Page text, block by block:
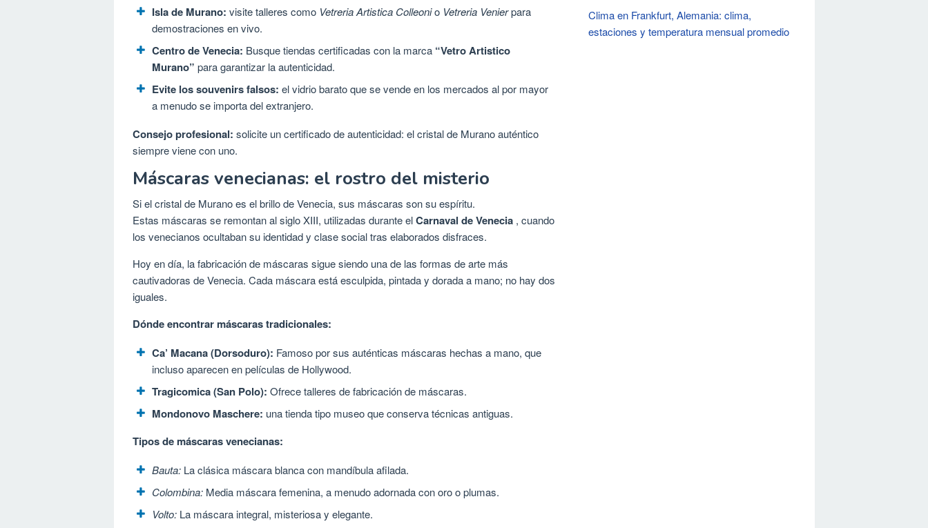
Isla de Murano: visite talleres como Vetreria Artistica Colleonio Vetreria Venierpara
demostraciones en vivo.
Centro de Venecia: Busque tiendas certificadas con la marca “Vetro Artistico
Murano” para garantizar la autenticidad.
Evite los souvenirs falsos: el vidrio barato que se vende en los mercados al por mayor
a menudo se importa del extranjero.
Consejo profesional: solicite un certificado de autenticidad: el cristal de Murano auténtico
siempre viene con uno.
Máscaras venecianas: el rostro del misterio
Si el cristal de Murano es el brillo de Venecia, sus máscaras son su espíritu.
Estas máscaras se remontan al siglo XIII, utilizadas durante elCarnaval de Venecia , cuando
los venecianos ocultaban su identidad y clase social tras elaborados disfraces.
Hoy en día, la fabricación de máscaras sigue siendo una de las formas de arte más
cautivadoras de Venecia. Cada máscara está esculpida, pintada y dorada a mano; no hay dos
iguales.
Dónde encontrar máscaras tradicionales:
Ca’ Macana (Dorsoduro): Famoso por sus auténticas máscaras hechas a mano, que
incluso aparecen en películas de Hollywood.
Tragicomica (San Polo): Ofrece talleres de fabricación de máscaras.
Mondonovo Maschere: una tienda tipo museo que conserva técnicas antiguas.
Tipos de máscaras venecianas:
Bauta: La clásica máscara blanca con mandíbula afilada.
Colombina: Media máscara femenina, a menudo adornada con oro o plumas.
Volto: La máscara integral, misteriosa y elegante.
Clima en Frankfurt, Alemania: clima,
estaciones y temperatura mensual promedio